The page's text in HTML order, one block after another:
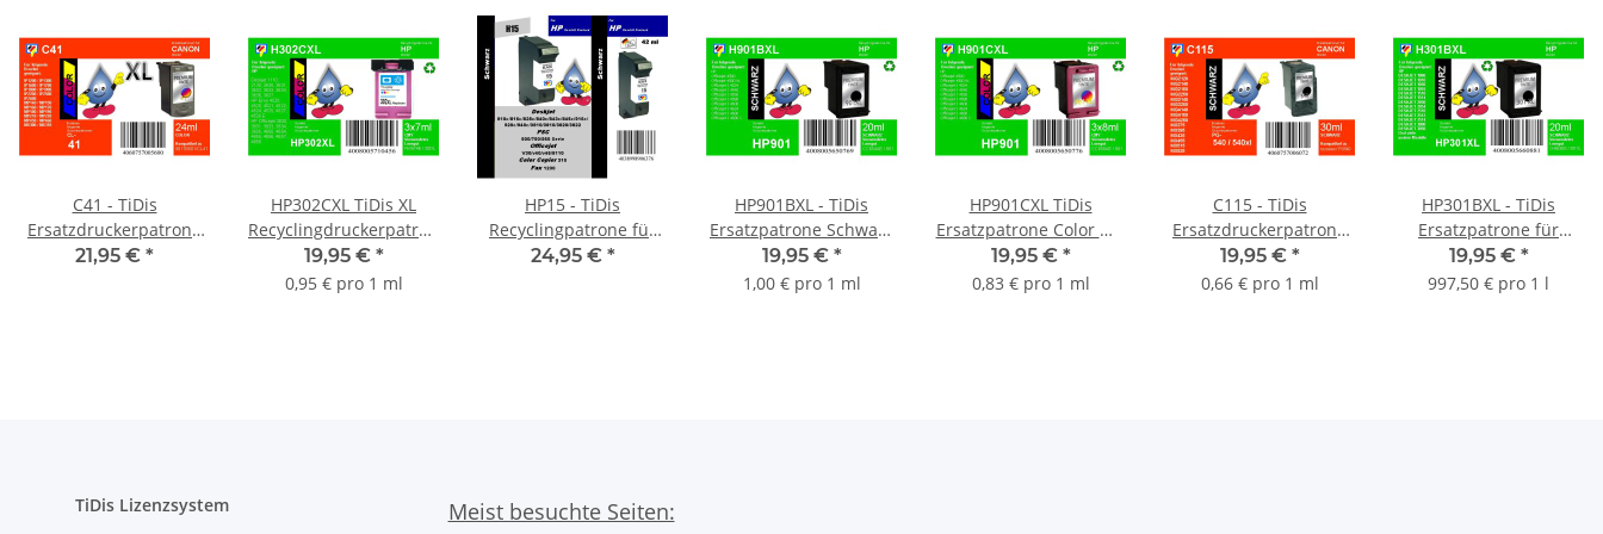
C41 - TiDis
Ersatzdruckerpatrone
mit 24ml Inhalt - CL41 /
21,95 € *
HP302CXL TiDis XL
Recyclingdruckerpatrone
Color mit 21ml Inhalt
ersetzt die
19,95 € *
0,95 € pro 1 ml
HP15 - TiDis
Recyclingpatrone für
C6615DE - schwarz -
24,95 € *
HP901BXL - TiDis
Ersatzpatrone Schwarz
mit 20ml Inhalt ersetzt
CC654A
19,95 € *
1,00 € pro 1 ml
HP901CXL TiDis
Ersatzpatrone Color mit
3x 8ml Inhalt/HP901CXL
ersetzt CC656A
19,95 € *
0,83 € pro 1 ml
C115 - TiDis
Ersatzdruckerpatrone
mit 30ml Inhalt - PG540
XL - schwarz -
19,95 € *
0,66 € pro 1 ml
HP301BXL - TiDis
Ersatzpatrone für
CH563EE - schwarz -
mit 20ml Inhalt /
19,95 € *
997,50 € pro 1 l
TiDis Lizenzsystem Meist besuchte Seiten: